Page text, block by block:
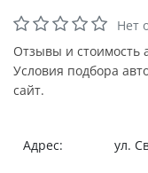
Нет
Отзывы и стоимость
Условия подбора
сайт.
Адрес: ул.